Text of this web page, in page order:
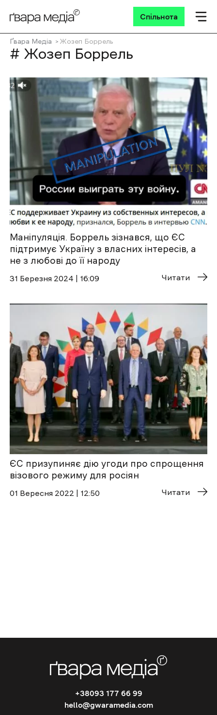
Спільнота
Ґвара Медіа Жозеп Боррель
# Жозеп Боррель
Маніпуляція. Боррель зізнався, що ЄС
підтримує Україну з власних інтересів, а
не з любові до її народу
31 Березня 2024 | 16:09 Читати
ЄС призупиняє дію угоди про спрощення
візового режиму для росіян
01 Вересня 2022 | 12:50 Читати
+38093 177 66 99
hello@gwaramedia.com